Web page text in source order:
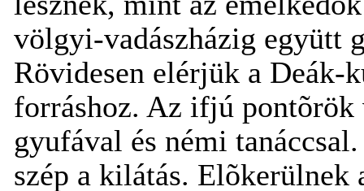
völgyi-vadászházig együtt
Rövidesen elérjük a
forráshoz. Az ifjú
gyufával és némi
szép a kilátás. Elõkerülnek